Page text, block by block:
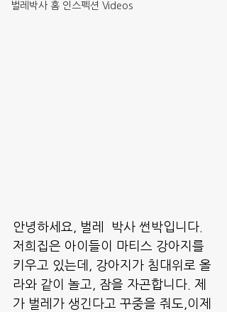
벌레박사 홈 인스펙션 Videos
안녕하세요, 벌레  박사 썬박입니다.
저희집은 아이들이 마티스 강아지를
키우고 있는데, 강아지가 침대위로 올
라와 같이 놀고, 잠을 자곤합니다. 제
가 벌레가 생긴다고 꾸중을 줘도,이제